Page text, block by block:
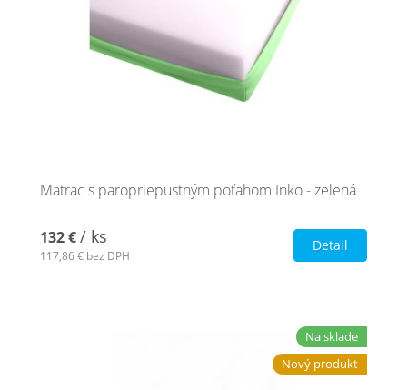
Matrac s paropriepustným poťahom Inko - zelená
132 €/ ks
117,86 € bez DPH
Detail
Na sklade
Nový produkt